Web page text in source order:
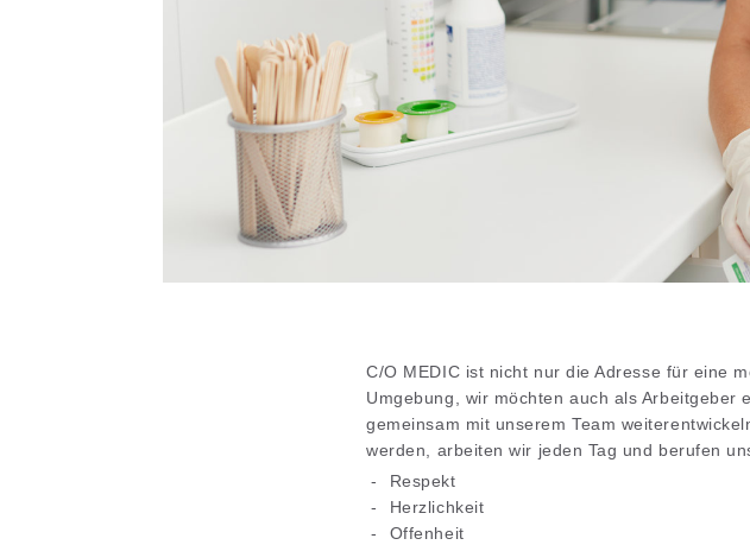
C/O MEDIC ist nicht nur die Adresse für eine
Umgebung, wir möchten auch als Arbeitgeber
gemeinsam mit unserem Team
werden, arbeiten wir jeden Tag und berufen
Respekt
Herzlichkeit
Offenheit